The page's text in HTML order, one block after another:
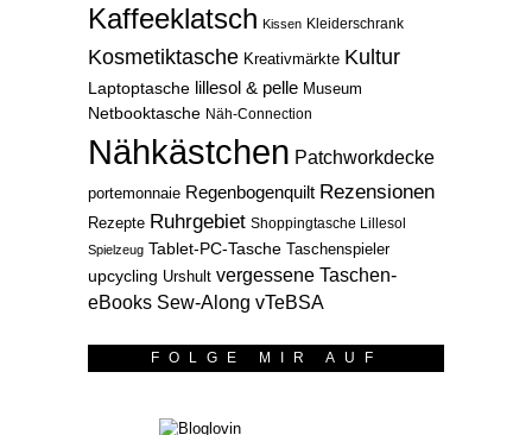
Kaffeeklatsch Kissen Kleiderschrank
Kosmetiktasche Kreativmärkte Kultur
Laptoptasche lillesol & pelle Museum
Netbooktasche Näh-Connection
Nähkästchen Patchworkdecke
portemonnaie Regenbogenquilt Rezensionen
Rezepte Ruhrgebiet Shoppingtasche Lillesol
Spielzeug Tablet-PC-Tasche Taschenspieler
upcycling Urshult vergessene Taschen-
eBooks Sew-Along vTeBSA
FOLGE MIR AUF